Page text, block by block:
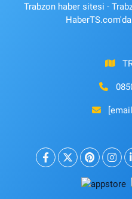
Trabzon haber sitesi -